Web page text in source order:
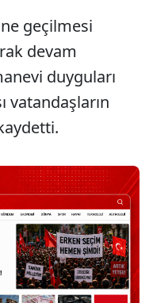
geçilmesi
devam
duyguları
vatandaşların